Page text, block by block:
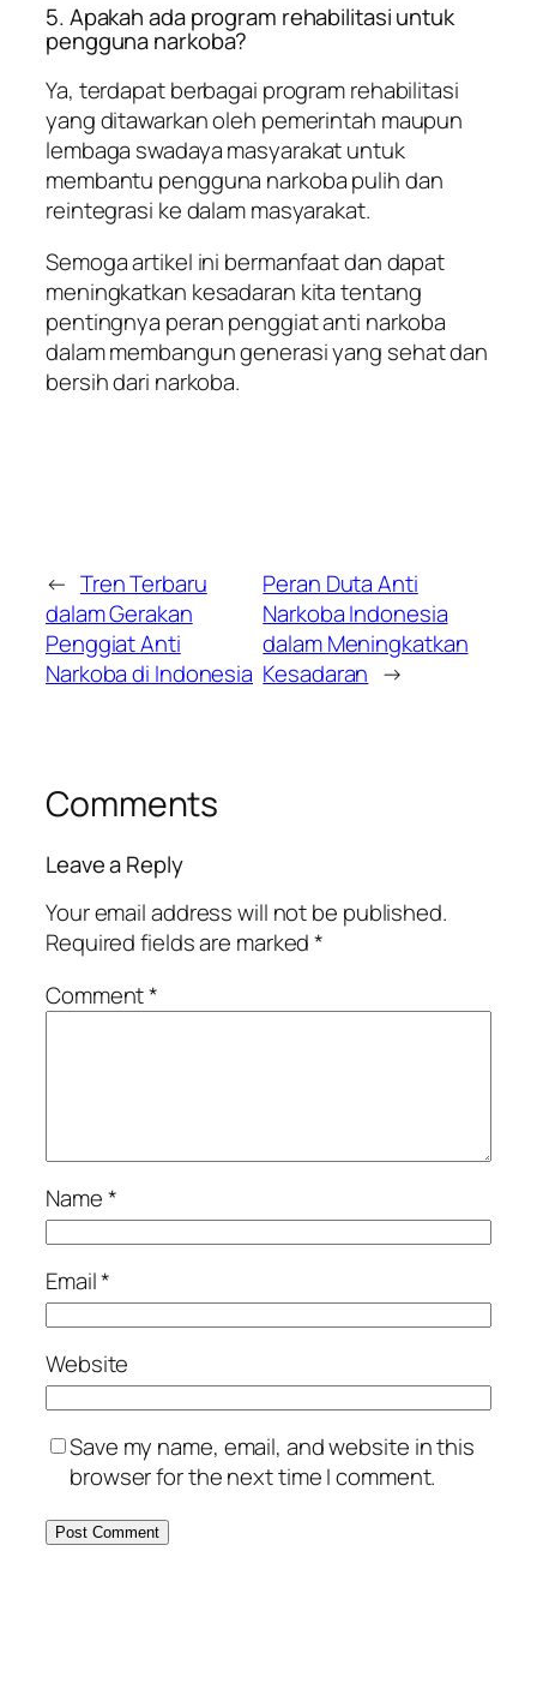
5. Apakah ada program rehabilitasi untuk
pengguna narkoba?
Ya, terdapat berbagai program rehabilitasi
yang ditawarkan oleh pemerintah maupun
lembaga swadaya masyarakat untuk
membantu pengguna narkoba pulih dan
reintegrasi ke dalam masyarakat.
Semoga artikel ini bermanfaat dan dapat
meningkatkan kesadaran kita tentang
pentingnya peran penggiat anti narkoba
dalam membangun generasi yang sehat dan
bersih dari narkoba.
← Tren Terbaru
dalam Gerakan
Penggiat Anti
Narkoba di Indonesia
Peran Duta Anti
Narkoba Indonesia
dalam Meningkatkan
Kesadaran →
Comments
Leave a Reply
Your email address will not be published.
Required fields are marked*
Comment*
Name*
Email*
Website
Save my name, email, and website in this
browser for the next time I comment.